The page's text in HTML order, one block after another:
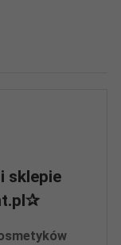
sklepie